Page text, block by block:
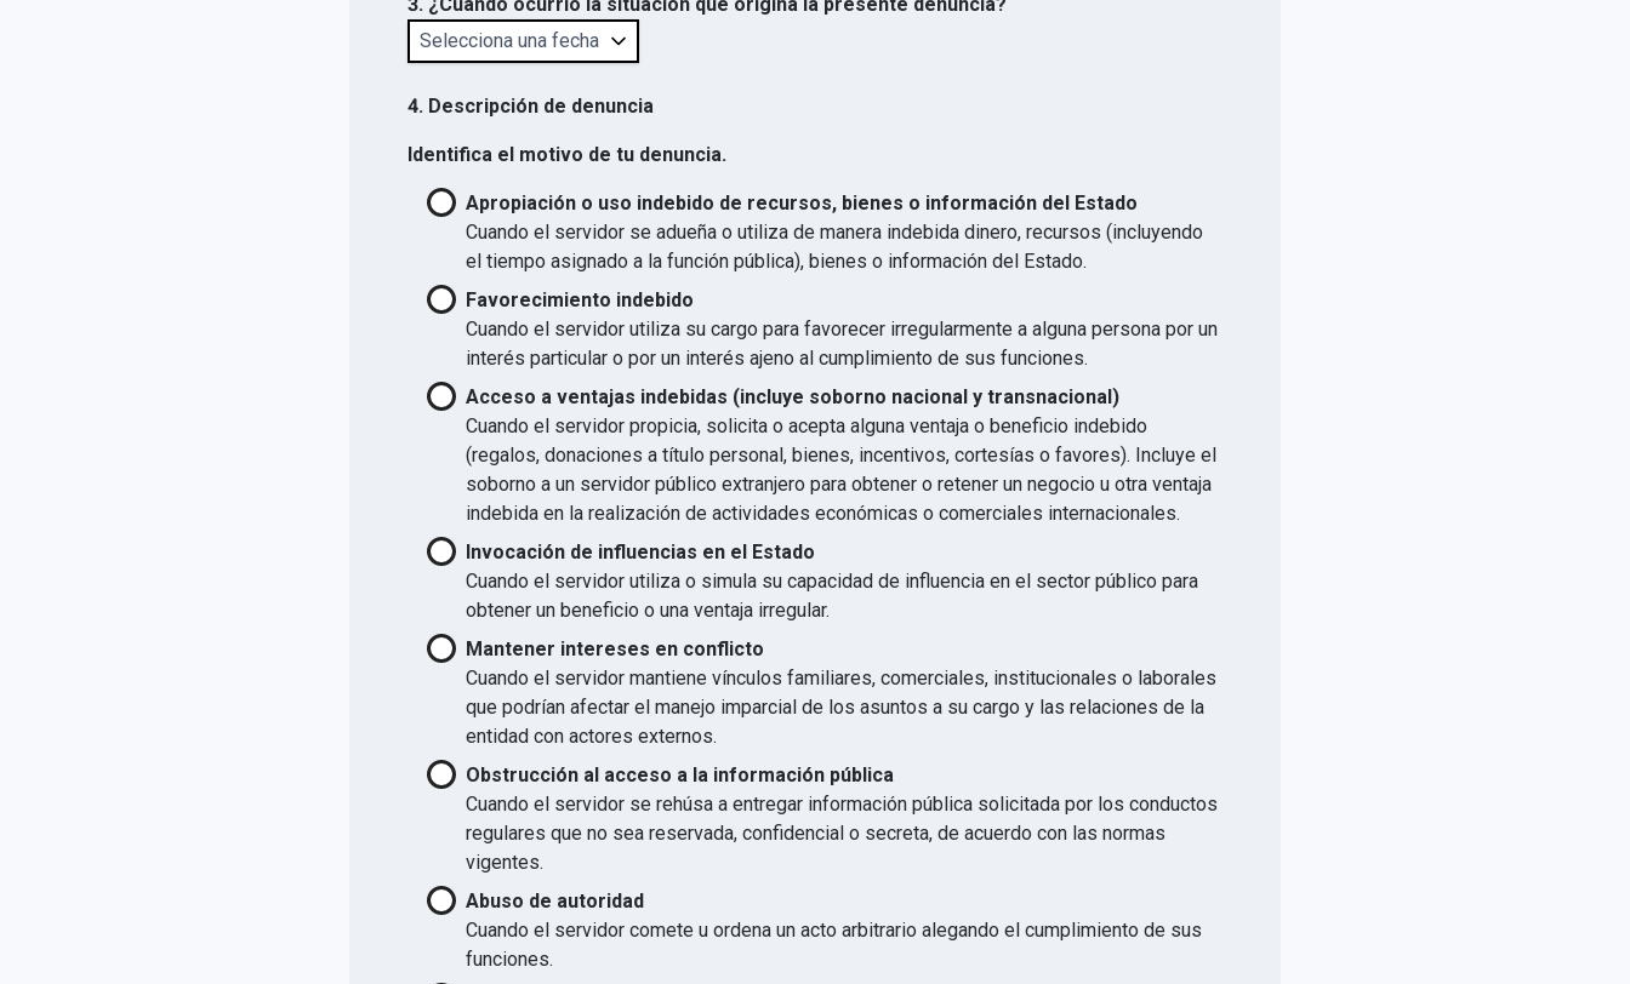
4. Descripción de denuncia
Identifica el motivo de tu denuncia.
Apropiación o uso indebido de recursos, bienes o información del Estado
Cuando el servidor se adueña o utiliza de manera indebida dinero, recursos (incluyendo
el tiempo asignado a la función pública), bienes o información del Estado.
Favorecimiento indebido
Cuando el servidor utiliza su cargo para favorecer irregularmente a alguna persona por un
interés particular o por un interés ajeno al cumplimiento de sus funciones.
Acceso a ventajas indebidas (incluye soborno nacional y transnacional)
Cuando el servidor propicia, solicita o acepta alguna ventaja o beneficio indebido
(regalos, donaciones a título personal, bienes, incentivos, cortesías o favores). Incluye el
soborno a un servidor público extranjero para obtener o retener un negocio u otra ventaja
indebida en la realización de actividades económicas o comerciales internacionales.
Invocación de influencias en el Estado
Cuando el servidor utiliza o simula su capacidad de influencia en el sector público para
obtener un beneficio o una ventaja irregular.
Mantener intereses en conflicto
Cuando el servidor mantiene vínculos familiares, comerciales, institucionales o laborales
que podrían afectar el manejo imparcial de los asuntos a su cargo y las relaciones de la
entidad con actores externos.
Obstrucción al acceso a la información pública
Cuando el servidor se rehúsa a entregar información pública solicitada por los conductos
regulares que no sea reservada, confidencial o secreta, de acuerdo con las normas
vigentes.
Abuso de autoridad
Cuando el servidor comete u ordena un acto arbitrario alegando el cumplimiento de sus
funciones.